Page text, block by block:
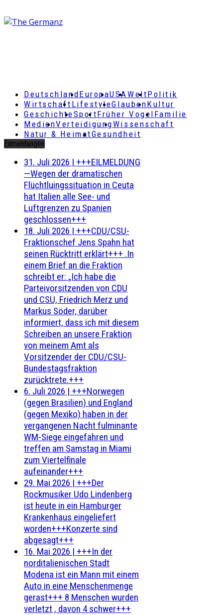
DeutschlandEuropaUSAWeltPolitik
Wirtschaft LifestyleGlaubenKultur
GeschichteSportFrüher Vogel Familie
MedienVerteidigungWissenschaft
Natur & HeimatGesundheit
Eilmeldungen
31. Juli 2026 | +++EILMELDUNG
—Wegen der dramatischen
Flüchtluingssituation in Ceuta
hat Italien alle See- und
Luftgrenzen zu Spanien
geschlossen+++
18. Juli 2026 | +++CDU/CSU-
Fraktionschef Jens Spahn hat
seinen Rücktritt erklärt+++ .In
einem Brief an die Fraktion
schreibt er: „Ich habe die
Parteivorsitzenden von CDU
und CSU, Friedrich Merz und
Markus Söder, darüber
informiert, dass ich mit diesem
Schreiben an unsere Fraktion
von meinem Amt als
Vorsitzender der CDU/CSU-
Bundestagsfraktion
zurücktrete.+++
6. Juli 2026 | +++Norwegen
(gegen Brasilien) und England
(gegen Mexiko) haben in der
vergangenen Nacht fulminante
WM-Siege eingefahren und
treffen am Samstag in Miami
zum Viertelfinale
aufeinander+++
29. Mai 2026 | +++Der
Rockmusiker Udo Lindenberg
ist heute in ein Hamburger
Krankenhaus eingeliefert
worden+++Konzerte sind
abgesagt+++
16. Mai 2026 | +++In der
norditalienischen Stadt
Modena ist ein Mann mit einem
Auto in eine Menschenmenge
gerast+++ 8 Menschen wurden
verletzt , davon 4 schwer+++